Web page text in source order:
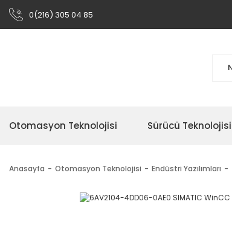
0(216) 305 04 85
Otomasyon Teknolojisi Sürücü Teknolojisi
Anasayfa Otomasyon Teknolojisi Endüstri Yazılımları